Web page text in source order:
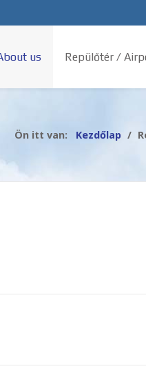
us Repülőtér /
Ön itt van: Kezdőlap